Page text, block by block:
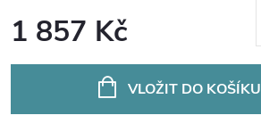
1 857 Kč
VLOŽIT DO KOŠÍKU